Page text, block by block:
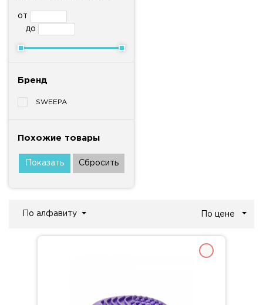
от
до
Бренд
SWEEPA
Похожие товары
По алфавиту По цене